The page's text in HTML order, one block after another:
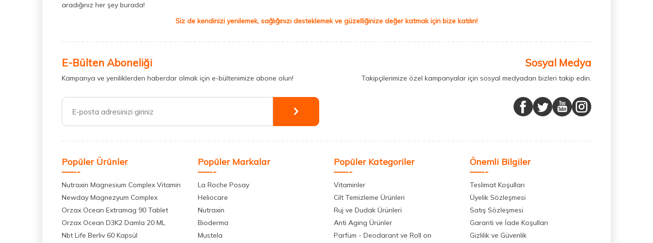
aradığınız her şey burada!
Siz de kendinizi yenilemek, sağlığınızı desteklemek ve güzelliğinize değer katmak için bize katılın!
E-Bülten Aboneliği
Kampanya ve yeniliklerden haberdar olmak için e-bültenimize abone olun!
Sosyal Medya
Takipçilerimize özel kampanyalar için sosyal medyadan bizleri takip edin.
Popüler Ürünler
Nutraxin Magnesium Complex Vitamin
Newday Magnezyum Complex
Orzax Ocean Extramag 90 Tablet
Orzax Ocean D3K2 Damla 20 ML
Nbt Life Berliv 60 Kapsül
Popüler Markalar
La Roche Posay
Heliocare
Nutraxin
Bioderma
Mustela
Popüler Kategoriler
Vitaminler
Cilt Temizleme Ürünleri
Ruj ve Dudak Ürünleri
Anti Aging Ürünler
Parfüm - Deodarant ve Roll on
Önemli Bilgiler
Teslimat Koşulları
Üyelik Sözleşmesi
Satış Sözleşmesi
Garanti ve İade Koşulları
Gizlilik ve Güvenlik